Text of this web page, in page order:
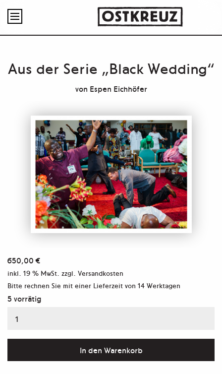

Aus der Serie „Black Wedding“
von Espen Eichhöfer
650,00€
inkl. 19 % MwSt. zzgl. Versandkosten
Bitte rechnen Sie mit einer Lieferzeit von 14 Werktagen
5 vorrätig
Aus
"Black
In den Warenkorb